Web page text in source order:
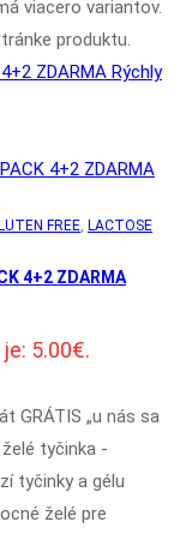
viacero variantov.
produktu.
Rýchly
FREE, LACTOSE
4+2 ZDARMA
5.00€.
GRÁTIS „u nás sa
tyčinka -
tyčinky a gélu
želé pre